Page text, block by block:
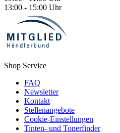
13:00 - 15:00 Uhr
Shop Service
FAQ
Newsletter
Kontakt
Stellenangebote
Cookie-Einstellungen
Tinten- und Tonerfinder